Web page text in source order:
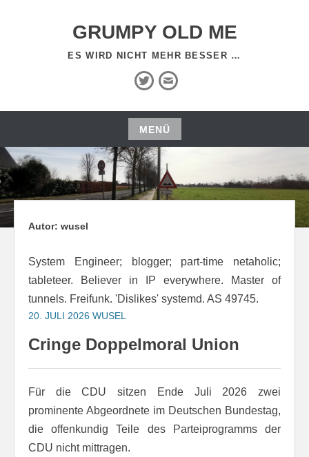
GRUMPY OLD ME
ES WIRD NICHT MEHR BESSER …
Twitter
E-
Mail
MENÜ
Zum
Inhalt
springen
Autor: wusel
System Engineer; blogger; part-time netaholic;
tableteer. Believer in IP everywhere. Master of
tunnels. Freifunk. 'Dislikes' systemd. AS 49745.
20. JULI 2026 WUSEL
Cringe Doppelmoral Union
Für die CDU sitzen Ende Juli 2026 zwei
prominente Abgeordnete im Deutschen Bundestag,
die offenkundig Teile des Parteiprogramms der
CDU nicht mittragen.